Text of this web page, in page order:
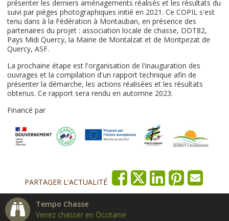
présenter les derniers aménagements réalisés et les résultats du
suivi par pièges photographiques initié en 2021. Ce COPIL s'est
tenu dans à la Fédération à Montauban, en présence des
partenaires du projet : association locale de chasse, DDT82,
Pays Midi Quercy, la Mairie de Montalzat et de Montpezat de
Quercy, ASF.
La prochaine étape est l'organisation de l'inauguration des
ouvrages et la compilation d'un rapport technique afin de
présenter la démarche, les actions réalisées et les résultats
obtenus. Ce rapport sera rendu en automne 2023.
Financé par
PARTAGER L'ACTUALITÉ
Tempo Chasse
Venez chasser en Occitanie